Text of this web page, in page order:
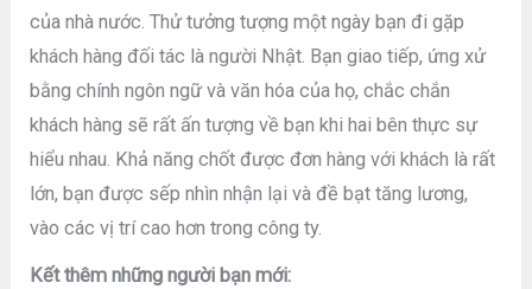
của nhà nước. Thử tưởng tượng một ngày bạn đi gặp
khách hàng đối tác là người Nhật. Bạn giao tiếp, ứng xử
bằng chính ngôn ngữ và văn hóa của họ, chắc chắn
khách hàng sẽ rất ấn tượng về bạn khi hai bên thực sự
hiểu nhau. Khả năng chốt được đơn hàng với khách là rất
lớn, bạn được sếp nhìn nhận lại và đề bạt tăng lương,
vào các vị trí cao hơn trong công ty.
Kết thêm những người bạn mới: